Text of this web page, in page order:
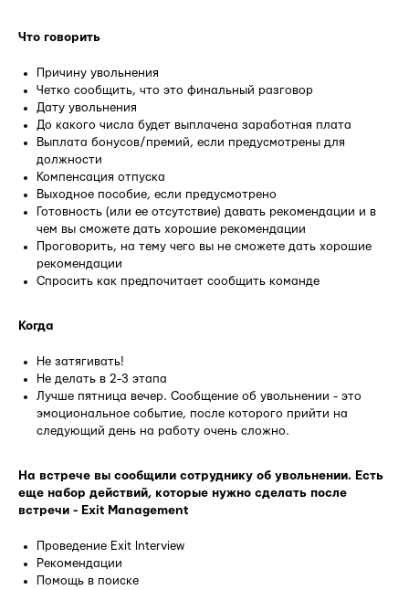
Что говорить
Причину увольнения
Четко сообщить, что это финальный разговор
Дату увольнения
До какого числа будет выплачена заработная плата
Выплата бонусов/премий, если предусмотрены для
должности
Компенсация отпуска
Выходное пособие, если предусмотрено
Готовность (или ее отсутствие) давать рекомендации и в
чем вы сможете дать хорошие рекомендации
Проговорить, на тему чего вы не сможете дать хорошие
рекомендации
Спросить как предпочитает сообщить команде
Когда
Не затягивать!
Не делать в 2-3 этапа
Лучше пятница вечер. Сообщение об увольнении - это
эмоциональное событие, после которого прийти на
следующий день на работу очень сложно.
На встрече вы сообщили сотруднику об увольнении. Есть
еще набор действий, которые нужно сделать после
встречи - Exit Management
Проведение Exit Interview
Рекомендации
Помощь в поиске